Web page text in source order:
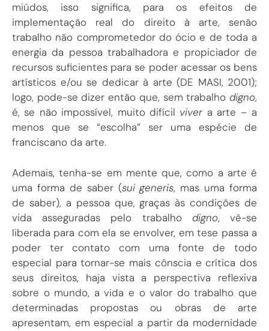
miúdos, isso significa, para os efeitos de
implementação real do direito à arte, senão
trabalho não comprometedor do ócio e de toda a
energia da pessoa trabalhadora e propiciador de
recursos suficientes para se poder acessar os bens
artísticos e/ou se dedicar à arte (DE MASI, 2001);
logo, pode-se dizer então que, sem trabalho digno,
é, se não impossível, muito difícil vivera arte – a
menos que se “escolha” ser uma espécie de
franciscano da arte.
Ademais, tenha-se em mente que, como a arte é
uma forma de saber (sui generis, mas uma forma
de saber), a pessoa que, graças às condições de
vida asseguradas pelo trabalho digno, vê-se
liberada para com ela se envolver, em tese passa a
poder ter contato com uma fonte de todo
especial para tornar-se mais cônscia e crítica dos
seus direitos, haja vista a perspectiva reflexiva
sobre o mundo, a vida e o valor do trabalho que
determinadas propostas ou obras de arte
apresentam, em especial a partir da modernidade